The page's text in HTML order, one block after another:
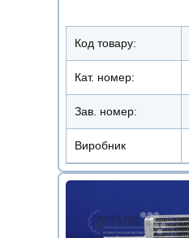
Код товару:
Кат. номер:
Зав. номер:
Виробник